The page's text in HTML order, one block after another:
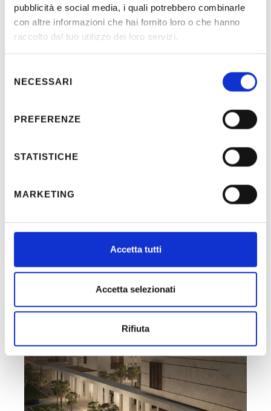
pubblicità e social media, i quali potrebbero combinarle
con altre informazioni che hai fornito loro o che hanno
raccolto dal tuo utilizzo dei loro servizi.
delNECESSARI
PREFERENZE
STATISTICHE
MARKETING
Accetta tutti
Accetta selezionati
Rifiuta
Progetto esecutivo e Direzione dei lavori degli impianti
d’illuminazione a LED della Piazza IV Novembre e del
Palazzo dei Priori sede del Comune di Perugia
Località:
Citelum